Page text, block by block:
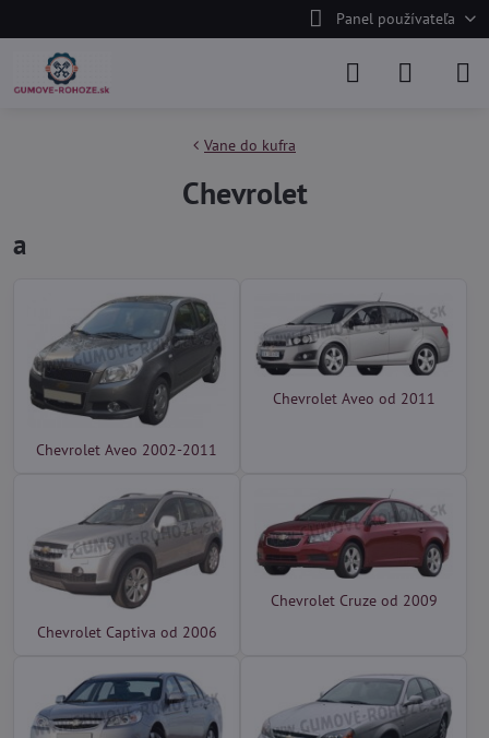
Panel používateľa
Vane do kufra
Chevrolet
a
Chevrolet Aveo 2002-2011
Chevrolet Aveo od 2011
Chevrolet Captiva od 2006
Chevrolet Cruze od 2009